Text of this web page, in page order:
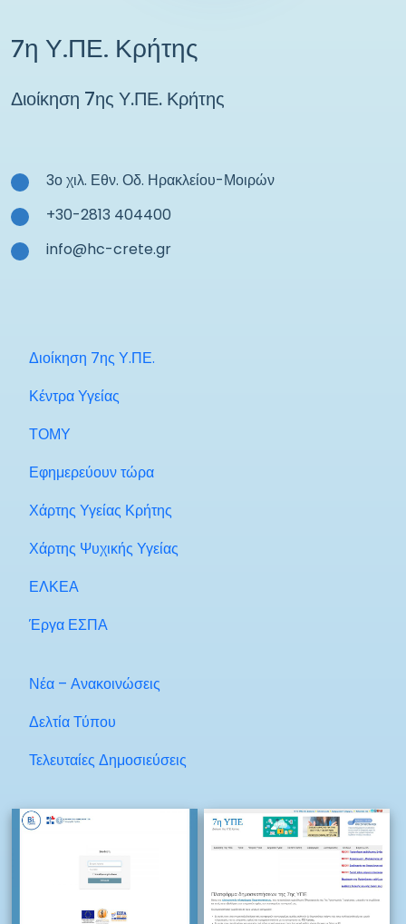
7η Υ.ΠΕ. Κρήτης
Διοίκηση 7ης Υ.ΠΕ. Κρήτης
3ο χιλ. Εθν. Οδ. Ηρακλείου-Μοιρών
+30-2813 404400
info@hc-crete.gr
Διοίκηση 7ης Υ.ΠΕ.
Κέντρα Υγείας
ΤΟΜΥ
Εφημερεύουν τώρα
Χάρτης Υγείας Κρήτης
Χάρτης Ψυχικής Υγείας
ΕΛΚΕΑ
Έργα ΕΣΠΑ
Νέα – Ανακοινώσεις
Δελτία Τύπου
Τελευταίες Δημοσιεύσεις